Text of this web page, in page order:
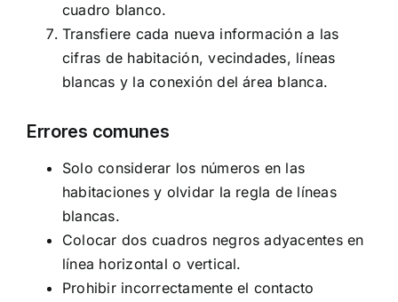
cuadro blanco.
Transfiere cada nueva información a las
cifras de habitación, vecindades, líneas
blancas y la conexión del área blanca.
Errores comunes
Solo considerar los números en las
habitaciones y olvidar la regla de líneas
blancas.
Colocar dos cuadros negros adyacentes en
línea horizontal o vertical.
Prohibir incorrectamente el contacto